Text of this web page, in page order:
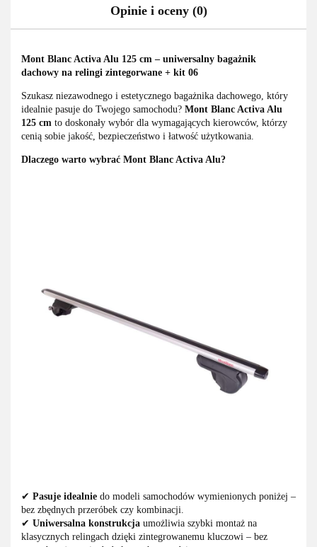
Opinie i oceny (0)
Mont Blanc Activa Alu 125 cm – uniwersalny bagażnik
dachowy na relingi zintegorwane + kit 06
Szukasz niezawodnego i estetycznego bagażnika dachowego, który
idealnie pasuje do Twojego samochodu? Mont Blanc Activa Alu
125 cm to doskonały wybór dla wymagających kierowców, którzy
cenią sobie jakość, bezpieczeństwo i łatwość użytkowania.
Dlaczego warto wybrać Mont Blanc Activa Alu?
✔ Pasuje idealnie do modeli samochodów wymienionych poniżej –
bez zbędnych przeróbek czy kombinacji.
✔ Uniwersalna konstrukcja umożliwia szybki montaż na
klasycznych relingach dzięki zintegrowanemu kluczowi – bez